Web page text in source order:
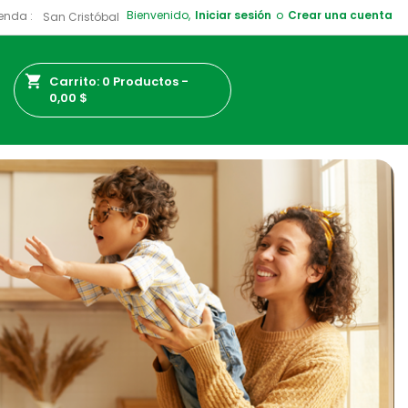
Bienvenido, Iniciar sesión o Crear una cuenta
:
shopping_cart Carrito: 0 Productos -
0,00 $